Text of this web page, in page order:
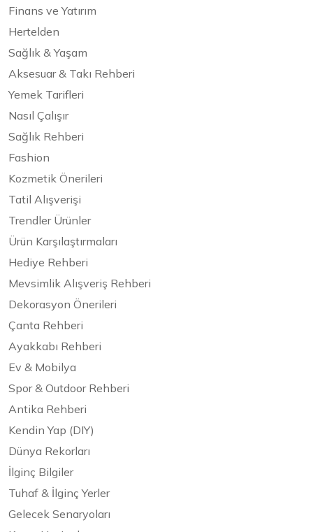
Finans ve Yatırım
Hertelden
Sağlık & Yaşam
Aksesuar & Takı Rehberi
Yemek Tarifleri
Nasıl Çalışır
Sağlık Rehberi
Fashion
Kozmetik Önerileri
Tatil Alışverişi
Trendler Ürünler
Ürün Karşılaştırmaları
Hediye Rehberi
Mevsimlik Alışveriş Rehberi
Dekorasyon Önerileri
Çanta Rehberi
Ayakkabı Rehberi
Ev & Mobilya
Spor & Outdoor Rehberi
Antika Rehberi
Kendin Yap (DIY)
Dünya Rekorları
İlginç Bilgiler
Tuhaf & İlginç Yerler
Gelecek Senaryoları